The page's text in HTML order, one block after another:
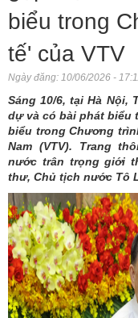
biểu trong
tế' của VTV
Ngày đăng: 10/06/2026 -
Sáng 10/6, tại Hà Nội,
dự và có bài phát biểu
biểu trong Chương
Nam (VTV). Trang
nước trân trọng giới
thư, Chủ tịch nước Tô